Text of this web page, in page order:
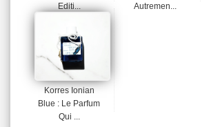
Editi...
Autremen...
Korres Ionian
Blue : Le Parfum
Qui ...